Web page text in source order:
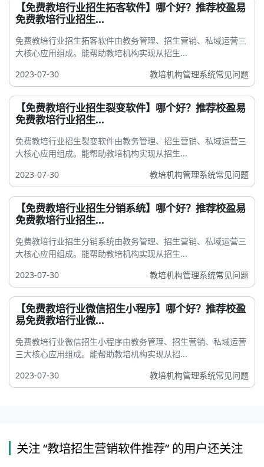
【免费教培行业招生拓客软件】哪个好？推荐校盈易
免费教培行业招生...
免费教培行业招生拓客软件由教务管理、招生营销、私域运营三
大核心应用组成。能帮助教培机构实现从招生...
2023-07-30
教培机构管理系统常见问题
【免费教培行业招生裂变软件】哪个好？推荐校盈易
免费教培行业招生...
免费教培行业招生裂变软件由教务管理、招生营销、私域运营三
大核心应用组成。能帮助教培机构实现从招生...
2023-07-30
教培机构管理系统常见问题
【免费教培行业招生分销系统】哪个好？推荐校盈易
免费教培行业招生...
免费教培行业招生分销系统由教务管理、招生营销、私域运营三
大核心应用组成。能帮助教培机构实现从招生...
2023-07-30
教培机构管理系统常见问题
【免费教培行业微信招生小程序】哪个好？推荐校盈
易免费教培行业微...
免费教培行业微信招生小程序由教务管理、招生营销、私域运营
三大核心应用组成。能帮助教培机构实现从招...
2023-07-30
教培机构管理系统常见问题
关注 “教培招生营销软件推荐” 的用户还关注